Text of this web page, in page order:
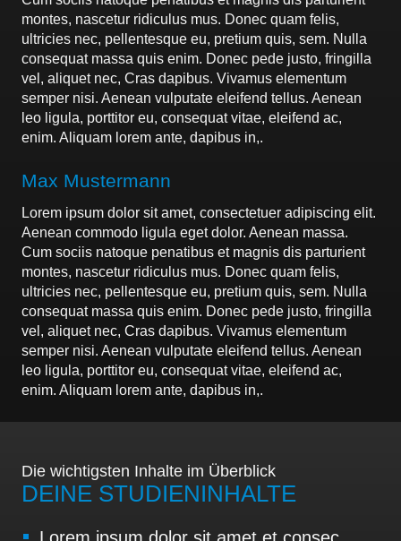
montes, nascetur ridiculus mus. Donec quam felis,
ultricies nec, pellentesque eu, pretium quis, sem. Nulla
consequat massa quis enim. Donec pede justo, fringilla
vel, aliquet nec, Cras dapibus. Vivamus elementum
semper nisi. Aenean vulputate eleifend tellus. Aenean
leo ligula, porttitor eu, consequat vitae, eleifend ac,
enim. Aliquam lorem ante, dapibus in,.
Max Mustermann
Lorem ipsum dolor sit amet, consectetuer adipiscing elit.
Aenean commodo ligula eget dolor. Aenean massa.
Cum sociis natoque penatibus et magnis dis parturient
montes, nascetur ridiculus mus. Donec quam felis,
ultricies nec, pellentesque eu, pretium quis, sem. Nulla
consequat massa quis enim. Donec pede justo, fringilla
vel, aliquet nec, Cras dapibus. Vivamus elementum
semper nisi. Aenean vulputate eleifend tellus. Aenean
leo ligula, porttitor eu, consequat vitae, eleifend ac,
enim. Aliquam lorem ante, dapibus in,.
Die wichtigsten Inhalte im Überblick
DEINE STUDIENINHALTE